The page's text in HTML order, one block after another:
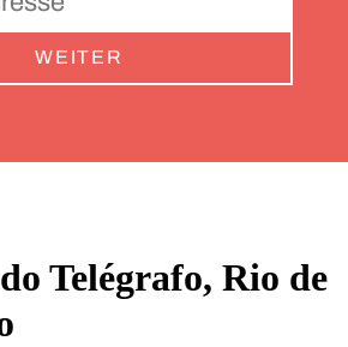
WEITER
Telégrafo, Rio de